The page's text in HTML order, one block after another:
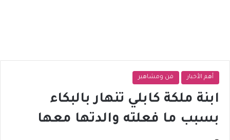
أهم الأخبار فن ومشاهير
ابنة ملكة كابلي تنهار بالبكاء
بسبب ما فعلته والدتها معها